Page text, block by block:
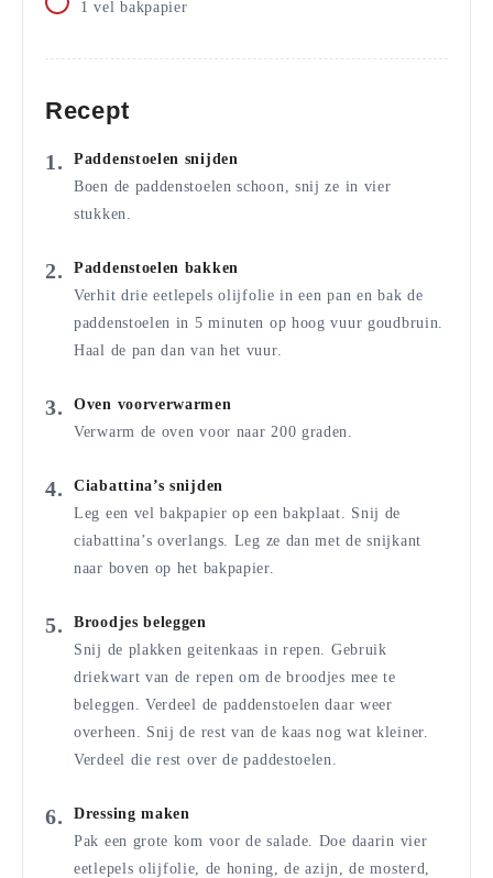
1 vel bakpapier
Recept
Paddenstoelen snijden
Boen de paddenstoelen schoon, snij ze in vier
stukken.
Paddenstoelen bakken
Verhit drie eetlepels olijfolie in een pan en bak de
paddenstoelen in 5 minuten op hoog vuur goudbruin.
Haal de pan dan van het vuur.
Oven voorverwarmen
Verwarm de oven voor naar 200 graden.
Ciabattina’s snijden
Leg een vel bakpapier op een bakplaat. Snij de
ciabattina’s overlangs. Leg ze dan met de snijkant
naar boven op het bakpapier.
Broodjes beleggen
Snij de plakken geitenkaas in repen. Gebruik
driekwart van de repen om de broodjes mee te
beleggen. Verdeel de paddenstoelen daar weer
overheen. Snij de rest van de kaas nog wat kleiner.
Verdeel die rest over de paddestoelen.
Dressing maken
Pak een grote kom voor de salade. Doe daarin vier
eetlepels olijfolie, de honing, de azijn, de mosterd,